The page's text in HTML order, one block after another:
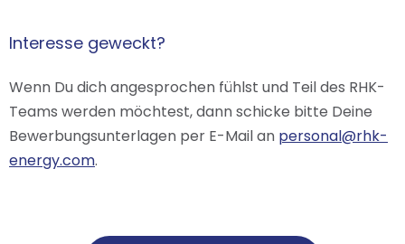
Interesse geweckt?
Wenn Du dich angesprochen fühlst und Teil des RHK-
Teams werden möchtest, dann schicke bitte Deine
Bewerbungsunterlagen per E-Mail an personal@rhk-
energy.com.